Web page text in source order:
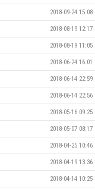
2018-09-24 15:08
2018-08-19 12:17
2018-08-19 11:05
2018-06-24 16:01
2018-06-14 22:59
2018-06-14 22:56
2018-05-16 09:25
2018-05-07 08:17
2018-04-25 10:46
2018-04-19 13:36
2018-04-14 10:25